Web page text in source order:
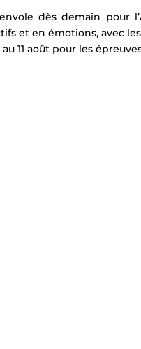
dès demain pour
et en émotions, avec les
au 11 août pour les